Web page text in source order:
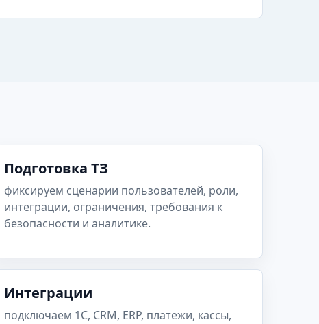
Подготовка ТЗ
фиксируем сценарии пользователей, роли,
интеграции, ограничения, требования к
безопасности и аналитике.
Интеграции
подключаем 1С, CRM, ERP, платежи, кассы,